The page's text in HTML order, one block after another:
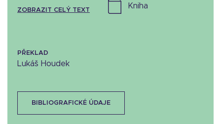
ZOBRAZIT CELÝ TEXT
kniha
PŘEKLAD
Lukáš Houdek
BIBLIOGRAFICKÉ ÚDAJE